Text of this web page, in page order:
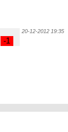
20-12-2012 19:35